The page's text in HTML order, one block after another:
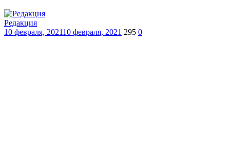
Редакция
10 февраля, 202110 февраля, 2021 295 0